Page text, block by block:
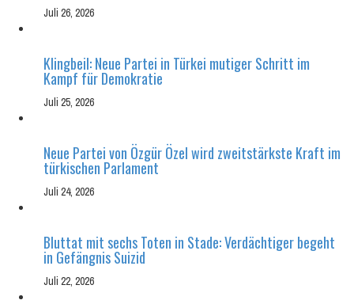
Juli 26, 2026
Klingbeil: Neue Partei in Türkei mutiger Schritt im
Kampf für Demokratie
Juli 25, 2026
Neue Partei von Özgür Özel wird zweitstärkste Kraft im
türkischen Parlament
Juli 24, 2026
Bluttat mit sechs Toten in Stade: Verdächtiger begeht
in Gefängnis Suizid
Juli 22, 2026